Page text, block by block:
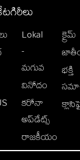
Lokal
-
మగువ
వినోదం
కరోనా
అప్‌డేట్స్
రాజకీయం
క్రైమ్
భక్తి